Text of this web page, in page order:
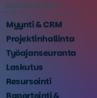
OMINAISUUDET
Myynti & CRM
Projektinhallinta
Työajanseuranta
Laskutus
Resursointi
Raportointi &